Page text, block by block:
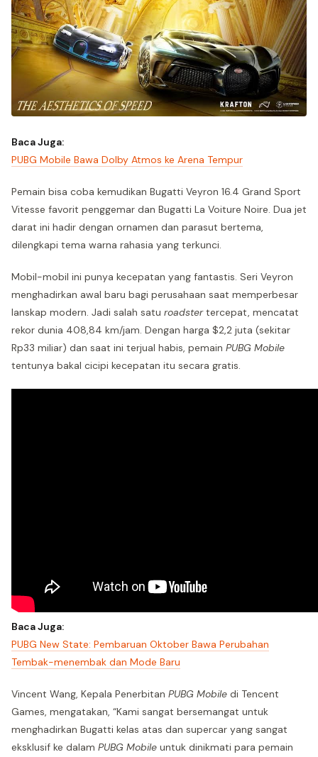
Baca Juga:
PUBG Mobile Bawa Dolby Atmos ke Arena Tempur
Pemain bisa coba kemudikan Bugatti Veyron 16.4 Grand Sport
Vitesse favorit penggemar dan Bugatti La Voiture Noire. Dua jet
darat ini hadir dengan ornamen dan parasut bertema,
dilengkapi tema warna rahasia yang terkunci.
Mobil-mobil ini punya kecepatan yang fantastis. Seri Veyron
menghadirkan awal baru bagi perusahaan saat memperbesar
lanskap modern. Jadi salah satu roadstertercepat, mencatat
rekor dunia 408,84 km/jam. Dengan harga $2,2 juta (sekitar
Rp33 miliar) dan saat ini terjual habis, pemain PUBG Mobile
tentunya bakal cicipi kecepatan itu secara gratis.
Baca Juga:
PUBG New State: Pembaruan Oktober Bawa Perubahan
Tembak-menembak dan Mode Baru
Vincent Wang, Kepala Penerbitan PUBG Mobile di Tencent
Games, mengatakan, “Kami sangat bersemangat untuk
menghadirkan Bugatti kelas atas dan supercar yang sangat
eksklusif ke dalam PUBG Mobile untuk dinikmati para pemain